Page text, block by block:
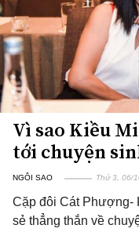
Vì sao Kiều
tới chuyện
NGÔI SAO Thứ 3, 06/
Cặp đôi Cát Phượng-
sẻ thẳng thắn về